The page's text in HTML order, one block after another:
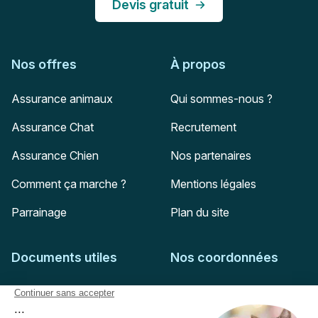
Devis gratuit
Nos offres
Assurance animaux
Assurance Chat
Assurance Chien
Comment ça marche ?
Parrainage
À propos
Qui sommes-nous ?
Recrutement
Nos partenaires
Mentions légales
Plan du site
Documents utiles
Feuille de soins
Nos coordonnées
51-55 rue Hoche